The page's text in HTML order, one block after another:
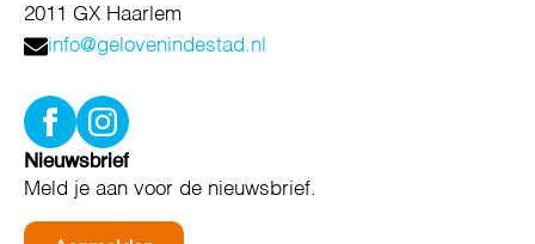
2011 GX Haarlem
info@gelovenindestad.nl
Nieuwsbrief
Meld je aan voor de nieuwsbrief.